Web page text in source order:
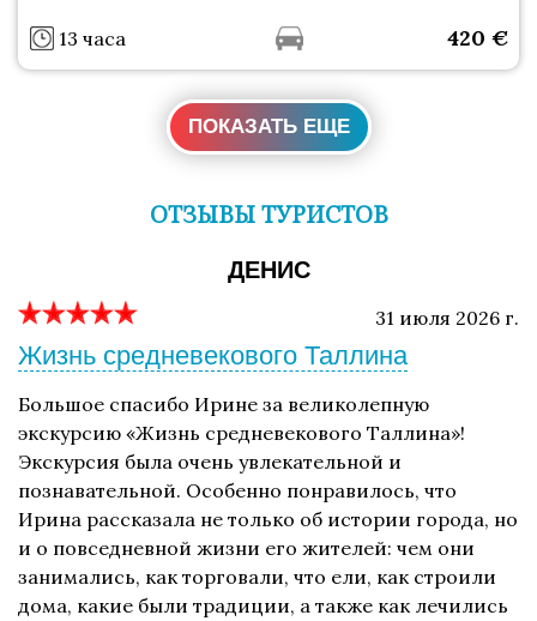
13 часа 420 €
ПОКАЗАТЬ ЕЩЕ
ОТЗЫВЫ ТУРИСТОВ
ДЕНИС
31 июля 2026 г.
Жизнь средневекового Таллина
Большое спасибо Ирине за великолепную
экскурсию «Жизнь средневекового Таллина»!
Экскурсия была очень увлекательной и
познавательной. Особенно понравилось, что
Ирина рассказала не только об истории города, но
и о повседневной жизни его жителей: чем они
занимались, как торговали, что ели, как строили
дома, какие были традиции, а также как лечились